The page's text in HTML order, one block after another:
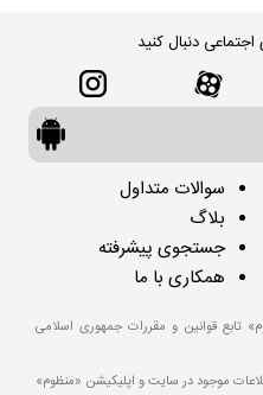
دنبال کنید
سوالات متداول
بلاگ
جستجوی پیشرفته
همکاری با ما
تابع قوانین و مقررات جمهوری اسلامی
موجود در سایت و اپلیکیشن «منظوم»